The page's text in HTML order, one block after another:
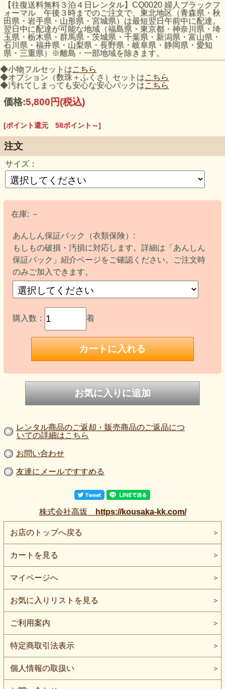
【往復送料無料３泊４日レンタル】CQ0020 婦人ブラックフ
ォーマル 午後３時までのご注文で、東北地区（青森県・秋
田県・岩手県・山形県・宮城県）は最短翌日午前中に配達。
翌日中に配達が可能な地域（福島県・東京都・神奈川県・埼
玉県・栃木県・群馬県・茨城県・千葉県・新潟県・富山県・
石川県・福井県・山梨県・長野県・岐阜県・静岡県・愛知
県・三重県）※離島・一部地域を除きます。
◆小物フルセットはこちら
◆オプション（数珠＋ふくさ）セットはこちら
◆汚れてしまっても安心な安心パックはこちら
価格:5,800円(税込)
[ポイント還元 58ポイント～]
注文
サイズ：
在庫: －
あんしん保証パック（衣類保険）:
もしもの破損・汚損に対応します。詳細は「あんしん
保証パック」紹介ページをご確認ください。ご注文時
のみご加入できます。
購入数： 着
レンタル商品のご返却・販売商品のご返品につ
いての詳細はこちら
お問い合わせ
友達にメールですすめる
株式会社高坂 https://kousaka-kk.com/
お店のトップへ戻る
カートを見る
マイページへ
お気に入りリストを見る
ご利用案内
特定商取引法表示
個人情報の取扱い